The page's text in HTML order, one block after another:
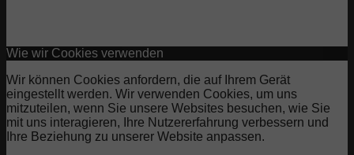
Wie wir Cookies verwenden
Wir können Cookies anfordern, die auf Ihrem Gerät
eingestellt werden. Wir verwenden Cookies, um uns
mitzuteilen, wenn Sie unsere Websites besuchen, wie Sie
mit uns interagieren, Ihre Nutzererfahrung verbessern und
Ihre Beziehung zu unserer Website anpassen.